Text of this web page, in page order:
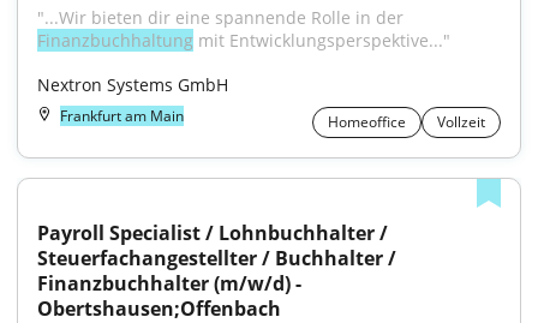
Finanzbuchhaltung mit Entwicklungsperspektive..."
Nextron Systems GmbH
Frankfurt am Main Homeoffice Vollzeit
Payroll Specialist / Lohnbuchhalter /
Steuerfachangestellter / Buchhalter /
Finanzbuchhalter (m/w/d) -
Obertshausen;Offenbach